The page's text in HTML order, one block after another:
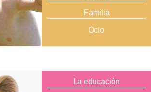
Familia
Ocio
La educación